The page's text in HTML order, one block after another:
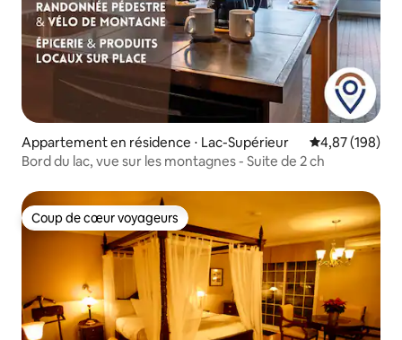
Appartement en résidence ⋅ Lac-Supérieur Évaluation
4,87 (198)
Bord du lac, vue sur les montagnes - Suite de 2 ch
Coup de cœur voyageurs
Coup de cœur voyageurs